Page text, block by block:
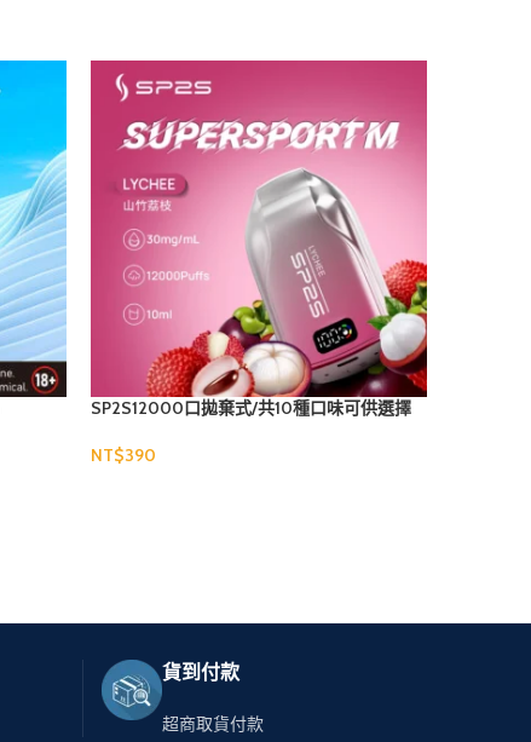
SP2S12000口拋棄式/共10種口味可供選擇
NT$
貨到付款
超商取貨付款